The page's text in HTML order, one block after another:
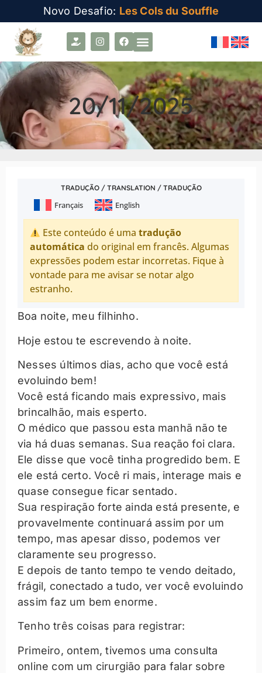
Novo Desafio: Les Cols du Souffle
20/11/2025
TRADUÇÃO / TRANSLATION / TRADUÇÃO
Français English
Este conteúdo é umatradução
automática do original em francês. Algumas
expressões podem estar incorretas. Fique à
vontade para me avisar se notar algo
estranho.
Boa noite, meu filhinho.
Hoje estou te escrevendo à noite.
Nesses últimos dias, acho que você está
evoluindo bem!
Você está ficando mais expressivo, mais
brincalhão, mais esperto.
O médico que passou esta manhã não te
via há duas semanas. Sua reação foi clara.
Ele disse que você tinha progredido bem. E
ele está certo. Você ri mais, interage mais e
quase consegue ficar sentado.
Sua respiração forte ainda está presente, e
provavelmente continuará assim por um
tempo, mas apesar disso, podemos ver
claramente seu progresso.
E depois de tanto tempo te vendo deitado,
frágil, conectado a tudo, ver você evoluindo
assim faz um bem enorme.
Tenho três coisas para registrar:
Primeiro, ontem, tivemos uma consulta
online com um cirurgião para falar sobre